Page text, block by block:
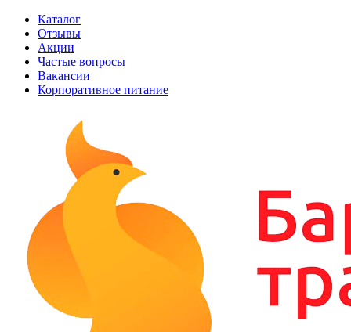
Каталог
Отзывы
Акции
Частые вопросы
Вакансии
Корпоративное питание